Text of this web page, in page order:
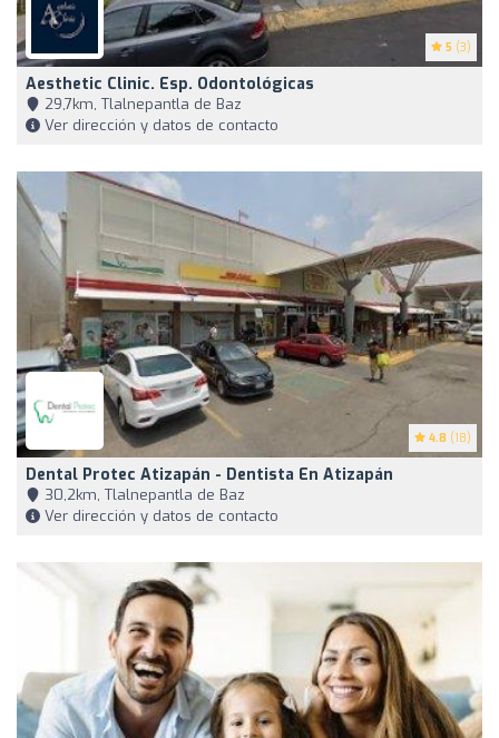
5 (3)
Aesthetic Clinic. Esp. Odontológicas
29,7km, Tlalnepantla de Baz
Ver dirección y datos de contacto
4.8 (18)
Dental Protec Atizapán - Dentista En Atizapán
30,2km, Tlalnepantla de Baz
Ver dirección y datos de contacto